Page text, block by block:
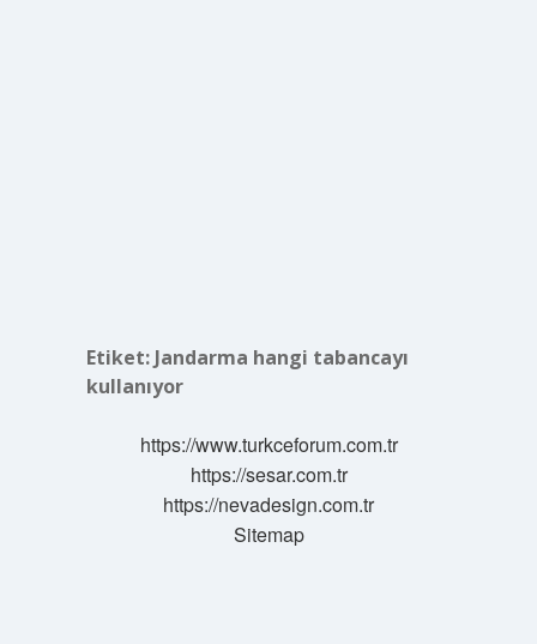
Etiket: Jandarma hangi tabancayı
kullanıyor
https://www.turkceforum.com.tr
https://sesar.com.tr
https://nevadesign.com.tr
Sitemap